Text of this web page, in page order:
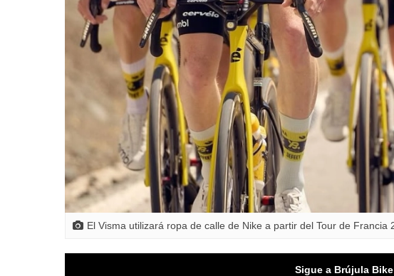
El Visma utilizará ropa de calle de Nike a partir del Tour de Francia
Sigue a Brújula